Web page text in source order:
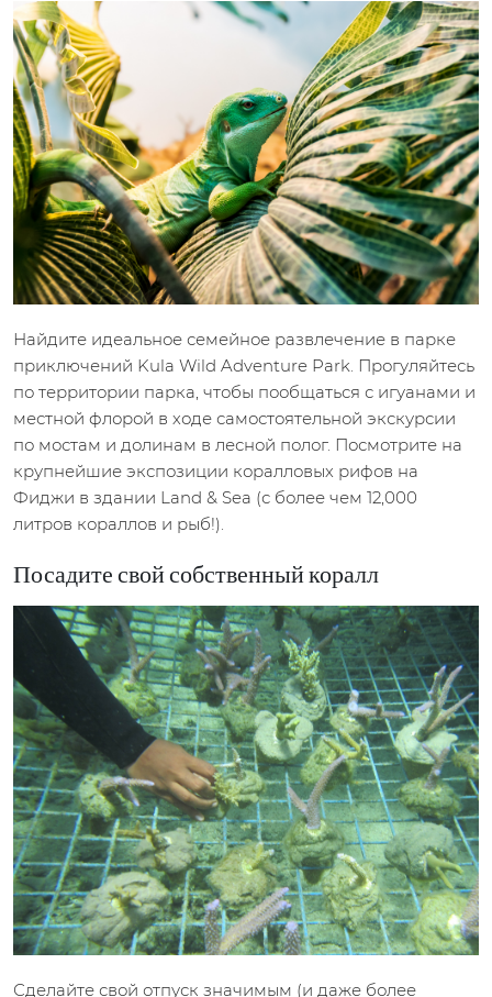
Найдите идеальное семейное развлечение в парке
приключений Kula Wild Adventure Park. Прогуляйтесь
по территории парка, чтобы пообщаться с игуанами и
местной флорой в ходе самостоятельной экскурсии
по мостам и долинам в лесной полог. Посмотрите на
крупнейшие экспозиции коралловых рифов на
Фиджи в здании Land & Sea (с более чем 12,000
литров кораллов и рыб!).
Посадите свой собственный коралл
Сделайте свой отпуск значимым (и даже более